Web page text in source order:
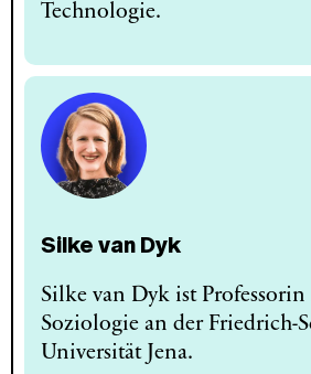
Technologie.
Silke van Dyk
Silke van Dyk ist
Soziologie an der Friedrich-
Universität Jena.